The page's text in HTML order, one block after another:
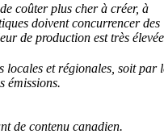
coûter plus cher à créer, à
doivent concurrencer des
de production est très
locales et régionales, soit par
émissions.
de contenu canadien.